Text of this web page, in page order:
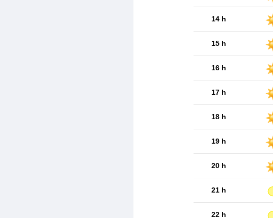
14 h
15 h
16 h
17 h
18 h
19 h
20 h
21 h
22 h